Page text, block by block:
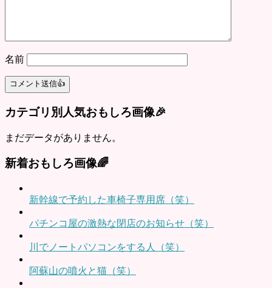
名前
カテゴリ別人気おもしろ画像🎉
まだデータがありません。
新着おもしろ画像🌈
新幹線で予約した車椅子専用席（笑）
パチンコ屋の激熱な閉店のお知らせ（笑）
川でノートパソコンをする人（笑）
阿蘇山の噴火と猫（笑）